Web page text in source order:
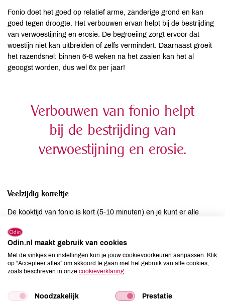
Fonio doet het goed op relatief arme, zanderige grond en kan
goed tegen droogte. Het verbouwen ervan helpt bij de bestrijding
van verwoestijning en erosie. De begroeiing zorgt ervoor dat
woestijn niet kan uitbreiden of zelfs vermindert. Daarnaast groeit
het razendsnel: binnen 6-8 weken na het zaaien kan het al
geoogst worden, dus wel 6x per jaar!
Verbouwen van fonio helpt
bij de bestrijding van
verwoestijning en erosie.
Veelzijdig korreltje
De kooktijd van fonio is kort (5-10 minuten) en je kunt er alle
of als vervanger van rijst en granen. Of maal het en bak er een
(plat) broodje van. De smaak van het piepkleine korreltje is lekker
nootachtig en lijkt qua uiterlijk op couscous of quinoa.
Odin.nl maakt gebruik van cookies
Met de vinkjes en instellingen kun je jouw cookievoorkeuren aanpassen. Klik
op “Accepteer alles” om akkoord te gaan met het gebruik van alle cookies,
zoals beschreven in onze cookieverklaring.
Noodzakelijk Prestatie